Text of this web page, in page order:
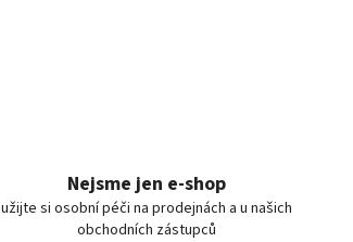
Nejsme jen e-shop
užijte si osobní péči na prodejnách a u našich
obchodních zástupců